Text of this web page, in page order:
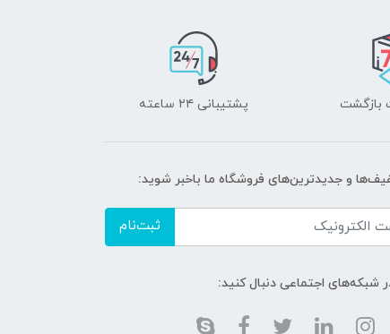
پشتیبانی ۲۴ ساعته
و جدیدترین‌های فروشگاه ما باخبر شوید:
ثبت‌نام
شبکه‌های اجتماعی دنبال کنید: